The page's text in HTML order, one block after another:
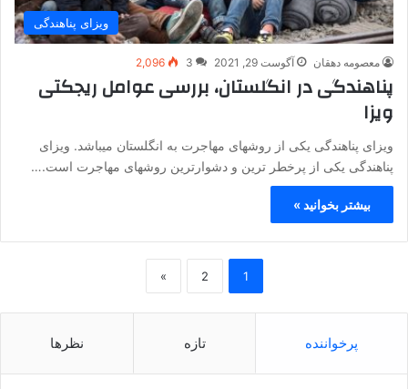
ویزای پناهندگی
معصومه دهقان آگوست 29, 2021 3
2,096
پناهندگی در انگلستان، بررسی عوامل ریجکتی
ویزا
ویزای پناهندگی یکی از روشهای مهاجرت به انگلستان میباشد. ویزای
پناهندگی یکی از پرخطر ترین و دشوارترین روشهای مهاجرت است.…
بیشتر بخوانید »
1
2
»
پرخواننده تازه نظرها